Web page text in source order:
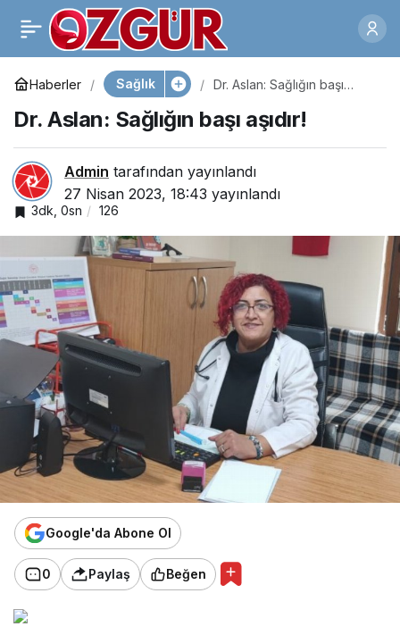
Haberler Sağlık
Dr. Aslan: Sağlığın başı
Dr. Aslan: Sağlığın başı aşıdır!
Admin tarafından yayınlandı
27 Nisan 2023, 18:43 yayınlandı
3dk, 0sn 126
Google'da Abone Ol
0 Paylaş Beğen
Sezaryen Doğum
Bebeklerde
Egzemaya Yol Açıyor
Paylaş